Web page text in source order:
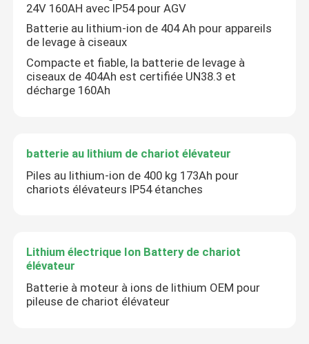
24V 160AH avec IP54 pour AGV
Batterie au lithium-ion de 404 Ah pour appareils
de levage à ciseaux
Compacte et fiable, la batterie de levage à
ciseaux de 404Ah est certifiée UN38.3 et
décharge 160Ah
batterie au lithium de chariot élévateur
Piles au lithium-ion de 400 kg 173Ah pour
chariots élévateurs IP54 étanches
Lithium électrique Ion Battery de chariot
élévateur
Batterie à moteur à ions de lithium OEM pour
pileuse de chariot élévateur